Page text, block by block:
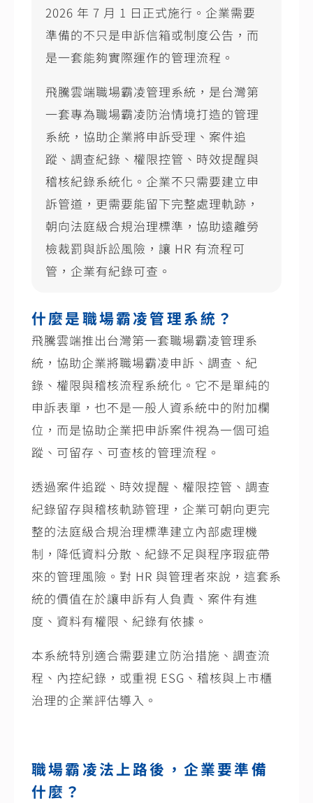
2026 年 7 月 1 日正式施行。企業需要
準備的不只是申訴信箱或制度公告，而
是一套能夠實際運作的管理流程。
飛騰雲端職場霸凌管理系統，是台灣第
一套專為職場霸凌防治情境打造的管理
系統，協助企業將申訴受理、案件追
蹤、調查紀錄、權限控管、時效提醒與
稽核紀錄系統化。企業不只需要建立申
訴管道，更需要能留下完整處理軌跡，
朝向法庭級合規治理標準，協助遠離勞
檢裁罰與訴訟風險，讓 HR 有流程可
管，企業有紀錄可查。
什麼是職場霸凌管理系統？
飛騰雲端推出台灣第一套職場霸凌管理系
統，協助企業將職場霸凌申訴、調查、紀
錄、權限與稽核流程系統化。它不是單純的
申訴表單，也不是一般人資系統中的附加欄
位，而是協助企業把申訴案件視為一個可追
蹤、可留存、可查核的管理流程。
透過案件追蹤、時效提醒、權限控管、調查
紀錄留存與稽核軌跡管理，企業可朝向更完
整的法庭級合規治理標準建立內部處理機
制，降低資料分散、紀錄不足與程序瑕疵帶
來的管理風險。對 HR 與管理者來說，這套系
統的價值在於讓申訴有人負責、案件有進
度、資料有權限、紀錄有依據。
本系統特別適合需要建立防治措施、調查流
程、內控紀錄，或重視 ESG 、稽核與上市櫃
治理的企業評估導入。
職場霸凌法上路後，企業要準備
什麼？